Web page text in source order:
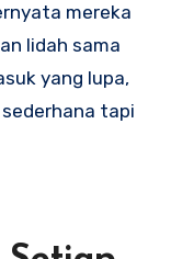
mereka
lidah sama
yang lupa,
tapi